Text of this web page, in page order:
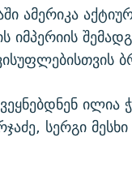
ამერიკა
იმპერიის
ილია
სერგი